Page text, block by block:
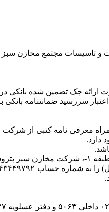
تاسیسات مجتمع مخازن سبز
۷۰،۰۰۰،۰۰۰،۰۰۰ ریال (هفتاد میلیارد ریال) به